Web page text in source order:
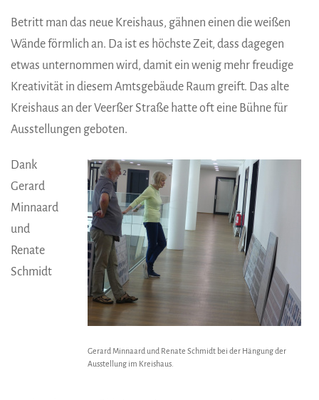
Betritt man das neue Kreishaus, gähnen einen die weißen
Wände förmlich an. Da ist es höchste Zeit, dass dagegen
etwas unternommen wird, damit ein wenig mehr freudige
Kreativität in diesem Amtsgebäude Raum greift. Das alte
Kreishaus an der Veerßer Straße hatte oft eine Bühne für
Ausstellungen geboten.
Gerard Minnaard und Renate Schmidt bei der Hängung der
Ausstellung im Kreishaus.
Dank
Gerard
Minnaard
und
Renate
Schmidt